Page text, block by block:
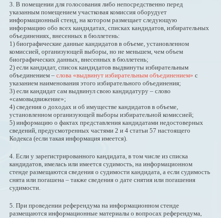
3. В помещении для голосования либо непосредственно перед
указанным помещением участковая комиссия оборудует
информационный стенд, на котором размещает следующую
информацию обо всех кандидатах, списках кандидатов, избирательных
объединениях, внесенных в бюллетень:
1) биографические данные кандидатов в объеме, установленном
комиссией, организующей выборы, но не меньшем, чем объем
биографических данных, внесенных в бюллетень;
2) если кандидат, список кандидатов выдвинуты избирательным
объединением – слова «выдвинут избирательным объединением» с
указанием наименования этого избирательного объединения;
3) если кандидат сам выдвинул свою кандидатуру – слово
«самовыдвижение»;
4) сведения о доходах и об имуществе кандидатов в объеме,
установленном организующей выборы избирательной комиссией;
5) информацию о фактах представления кандидатами недостоверных
сведений, предусмотренных частями 2 и 4 статьи 57 настоящего
Кодекса (если такая информация имеется).
4. Если у зарегистрированного кандидата, в том числе из списка
кандидатов, имелась или имеется судимость, на информационном
стенде размещаются сведения о судимости кандидата, а если судимость
снята или погашена – также сведения о дате снятия или погашения
судимости.
5. При проведении референдума на информационном стенде
размещаются информационные материалы о вопросах референдума,